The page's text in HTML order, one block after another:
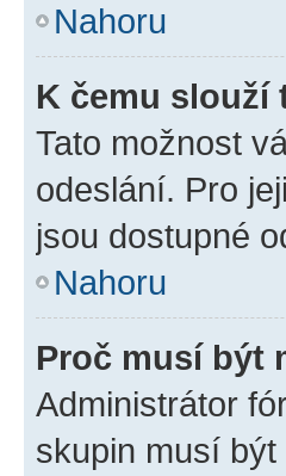
Nahoru
K čemu slouží
Tato možnost
odeslání. Pro
jsou dostupné
Nahoru
Proč musí být
Administrátor
skupin musí